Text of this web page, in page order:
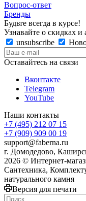
Вопрос-ответ
Бренды
Будьте всегда в курсе!
Узнавайте о скидках
unsubscribe
Оставайтесь на связи
Вконтакте
Telegram
YouTube
Наши контакты
+7 (495) 212 07 15
+7 (909) 909 00 19
support@faberna.ru
г. Домодедово,
2026 © Интернет-
Сантехника,
натурального камня
Версия для печати